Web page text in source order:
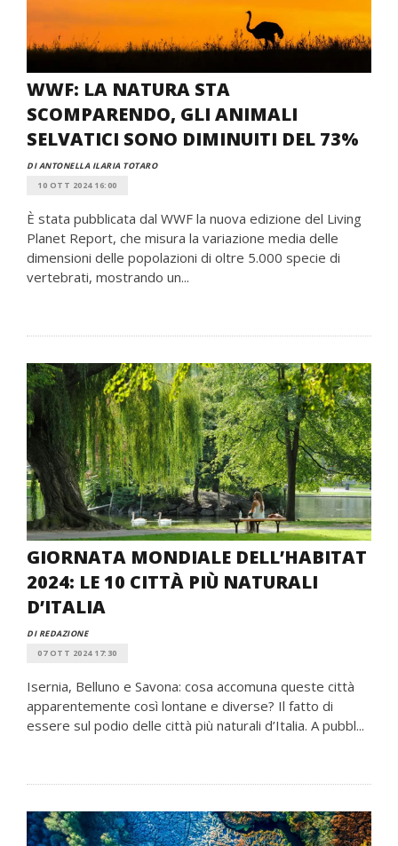
WWF: LA NATURA STA
SCOMPARENDO, GLI ANIMALI
SELVATICI SONO DIMINUITI DEL 73%
DI ANTONELLA ILARIA TOTARO
10 OTT 2024 16:00
È stata pubblicata dal WWF la nuova edizione del Living
Planet Report, che misura la variazione media delle
dimensioni delle popolazioni di oltre 5.000 specie di
vertebrati, mostrando un...
GIORNATA MONDIALE DELL’HABITAT
2024: LE 10 CITTÀ PIÙ NATURALI
D’ITALIA
DI REDAZIONE
07 OTT 2024 17:30
Isernia, Belluno e Savona: cosa accomuna queste città
apparentemente così lontane e diverse? Il fatto di
essere sul podio delle città più naturali d’Italia. A pubbl...